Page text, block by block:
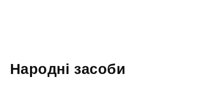
Народні засоби